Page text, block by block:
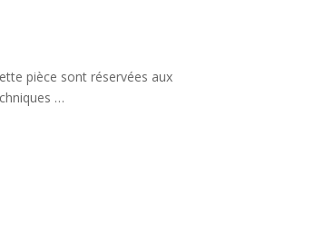
pièce sont réservées aux
…